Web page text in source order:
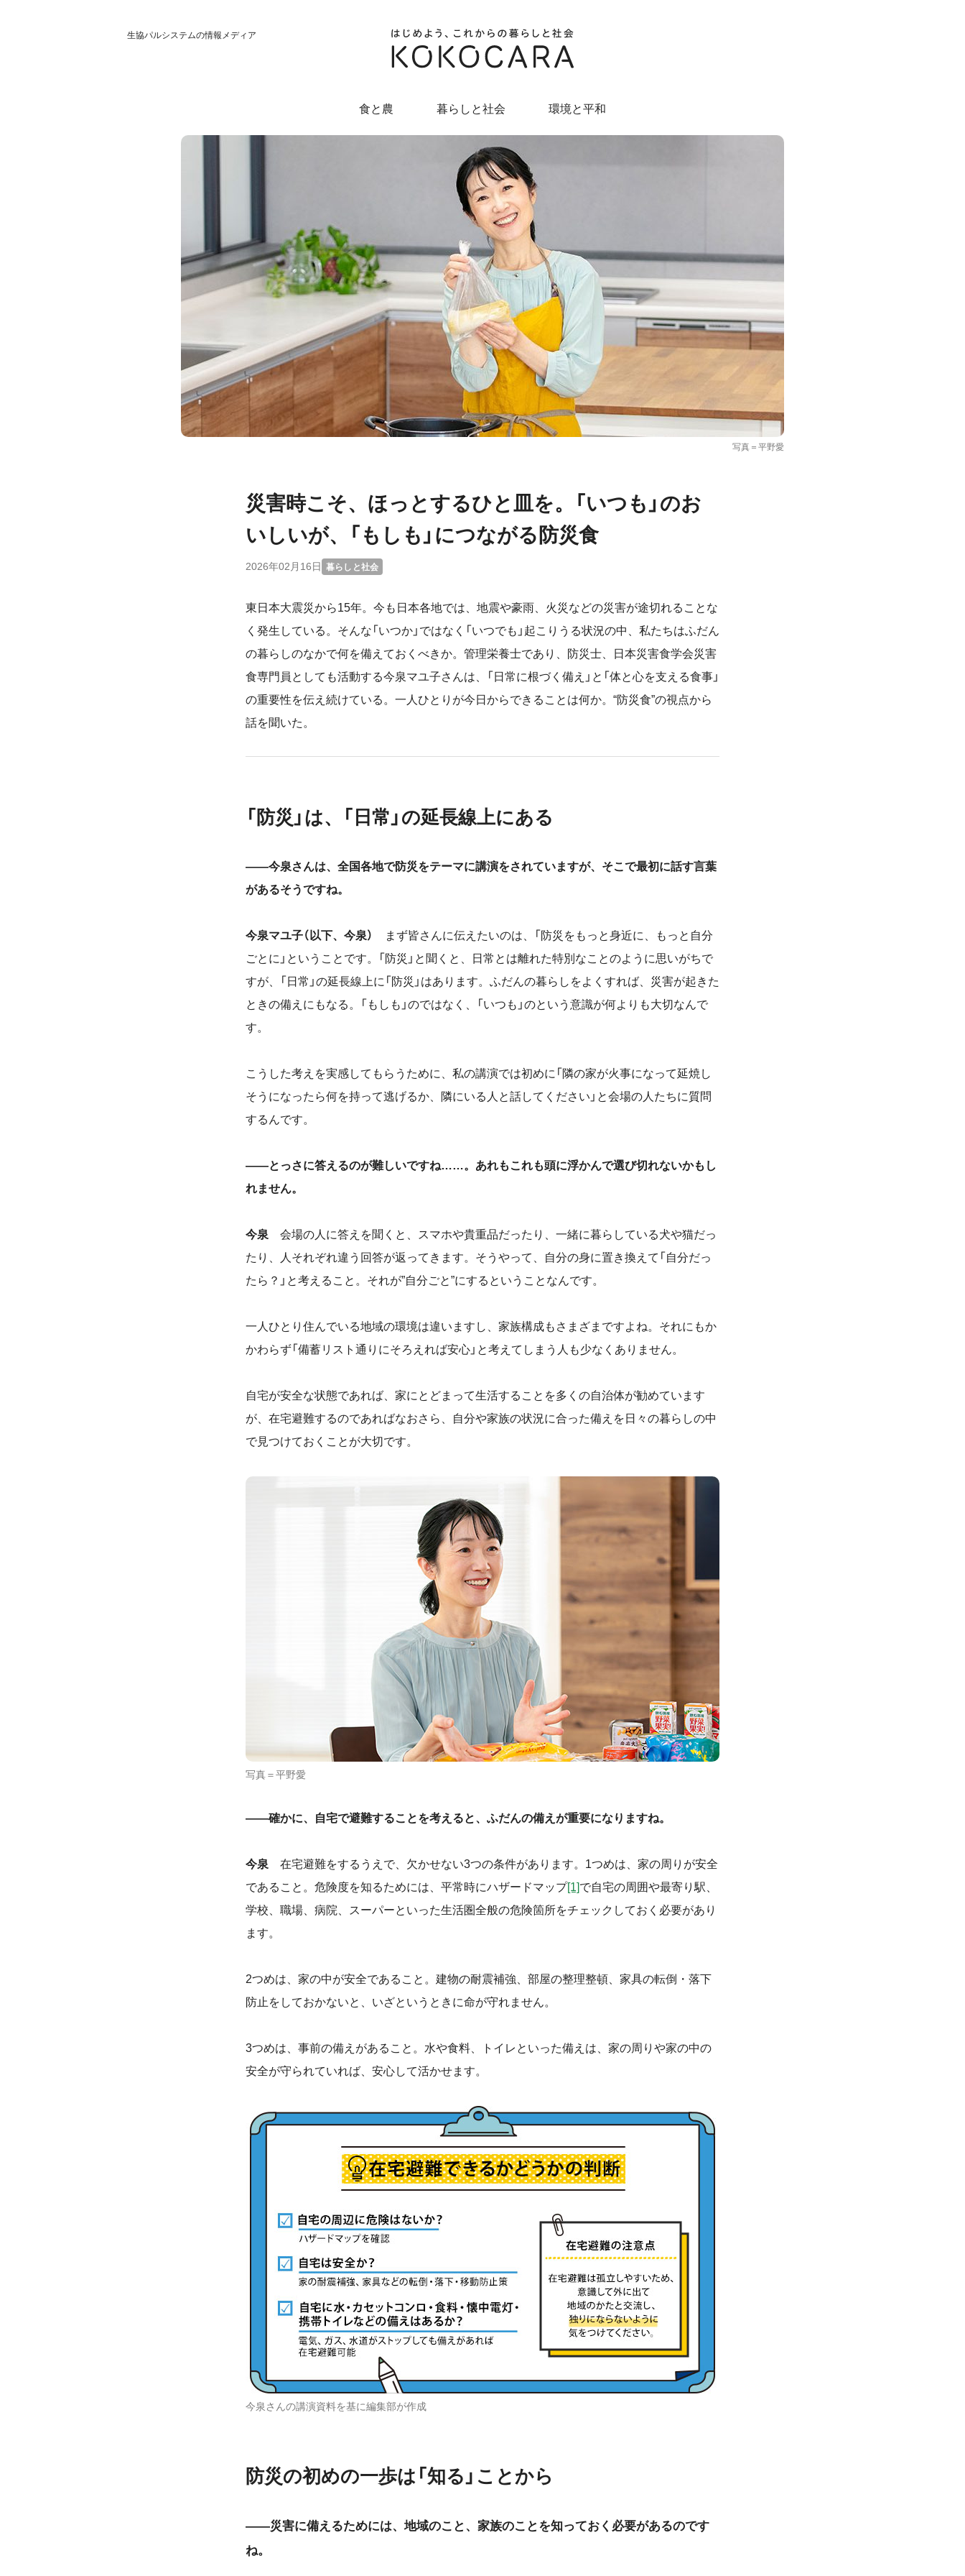
生協パルシステムの情報メディア
食と農 暮らしと社会 環境と平和
写真＝平野愛
災害時こそ、ほっとするひと皿を。「いつも」のお
いしいが、「もしも」につながる防災食
2026年02月16日 暮らしと社会
東日本大震災から15年。今も日本各地では、地震や豪雨、火災などの災害が途切れることな
く発生している。そんな「いつか」ではなく「いつでも」起こりうる状況の中、私たちはふだん
の暮らしのなかで何を備えておくべきか。管理栄養士であり、防災士、日本災害食学会災害
食専門員としても活動する今泉マユ子さんは、「日常に根づく備え」と「体と心を支える食事」
の重要性を伝え続けている。一人ひとりが今日からできることは何か。“防災食”の視点から
話を聞いた。
「防災」は、「日常」の延長線上にある
――今泉さんは、全国各地で防災をテーマに講演をされていますが、そこで最初に話す言葉
があるそうですね。
今泉マユ子（以下、今泉）
まず皆さんに伝えたいのは、「防災をもっと身近に、もっと自分
ごとに」ということです。「防災」と聞くと、日常とは離れた特別なことのように思いがちで
すが、「日常」の延長線上に「防災」はあります。ふだんの暮らしをよくすれば、災害が起きた
ときの備えにもなる。「もしも」のではなく、「いつも」のという意識が何よりも大切なんで
す。
こうした考えを実感してもらうために、私の講演では初めに「 隣の家が火事になって延焼し
そうになったら何を持って逃げるか、隣にいる人と話してください」と会場の人たちに質問
するんです。
――とっさに答えるのが難しいですね……。あれもこれも頭に浮かんで選び切れないかもし
れません。
今泉 会場の人に答えを聞くと、スマホや貴重品だったり、一緒に暮らしている犬や猫だっ
たり、人それぞれ違う回答が返ってきます。そうやって、自分の身に置き換えて「自分だっ
たら？」と考えること。それが”自分ごと”にするということなんです。
一人ひとり住んでいる地域の環境は違いますし、家族構成もさまざまですよね。 それにもか
かわらず「備蓄リスト通りにそろえれば安心」と考えてしまう人も少なくありません。
自宅が安全な状態であれば、家にとどまって生活することを多くの自治体が勧めています
が、 在宅避難するのであればなおさら、自分や家族の状況に合った備えを日々の暮らしの中
で見つけておくことが大切です。
写真＝平野愛
――確かに、自宅で避難することを考えると、ふだんの備えが重要になりますね。
今泉 在宅避難をするうえで、欠かせない3つの条件があります。1つめは、家の周りが安全
であること。危険度を知るためには、平常時にハザードマップ[1]で自宅の周囲や最寄り駅、
学校、職場、病院、スーパーといった生活圏全般の危険箇所をチェックしておく必要があり
ます。
2つめは、家の中が安全であること。建物の耐震補強、部屋の整理整頓、家具の転倒・落下
防止をしておかないと、いざというときに命が守れません。
3つめは、事前の備えがあること。 水や食料、トイレといった備えは、家の周りや家の中の
安全が守られていれば、安心して活かせます。
今泉さんの講演資料を基に編集部が作成
防災の初めの一歩は「知る」ことから
――災害に備えるためには、地域のこと、家族のことを知っておく必要があるのです
ね。